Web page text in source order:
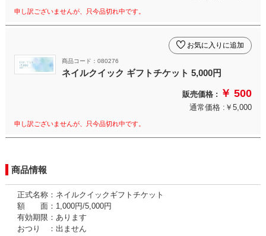
申し訳ございませんが、只今品切れ中です。
商品コード：080276
ネイルクイック ギフトチケット 5,000円
お気に入りに追加
販売価格 : ￥ 500
通常価格 :￥5,000
申し訳ございませんが、只今品切れ中です。
商品情報
正式名称：ネイルクイックギフトチケット
額 面：1,000円/5,000円
有効期限：あります
おつり ：出ません